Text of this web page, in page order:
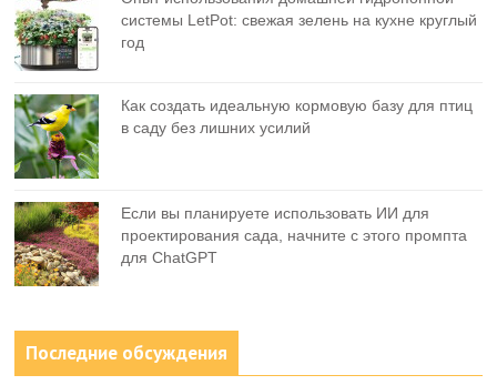
системы LetPot: свежая зелень на кухне круглый
год
Как создать идеальную кормовую базу для птиц
в саду без лишних усилий
Если вы планируете использовать ИИ для
проектирования сада, начните с этого промпта
для ChatGPT
Последние обсуждения